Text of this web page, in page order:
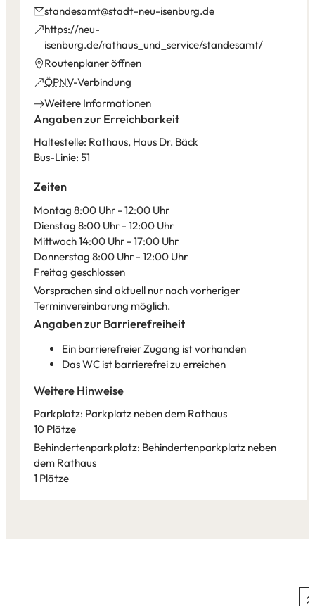
Leaflet|©
standesamt stadt-neu-isenburg de
https://neu-
isenburg.de/rathaus_und_service/standesamt/
(Öffnet
in
einem
neuen
Tab)
Routenplaner öffnen
(Öffnet
in
neuen
Tab)
ÖPNV-Verbindung
(Öffnet
in
einem
neuen
Tab)
Weitere Informationen
Angaben zur Erreichbarkeit
Haltestelle: Rathaus, Haus Dr. Bäck
Bus-Linie: 51
Zeiten
Montag 8:00 Uhr - 12:00 Uhr
Dienstag 8:00 Uhr - 12:00 Uhr
Mittwoch 14:00 Uhr - 17:00 Uhr
Donnerstag 8:00 Uhr - 12:00 Uhr
Freitag geschlossen
Vorsprachen sind aktuell nur nach vorheriger
Terminvereinbarung möglich.
Angaben zur Barrierefreiheit
Ein barrierefreier Zugang ist vorhanden
Das WC ist barrierefrei zu erreichen
Weitere Hinweise
Parkplatz: Parkplatz neben dem Rathaus
10 Plätze
Behindertenparkplatz: Behindertenparkplatz neben
dem Rathaus
1 Plätze